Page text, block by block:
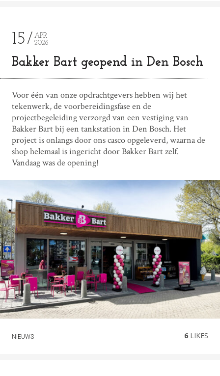
15
APR
2026
Bakker Bart geopend in Den Bosch
Voor één van onze opdrachtgevers hebben wij het
tekenwerk, de voorbereidingsfase en de
projectbegeleiding verzorgd van een vestiging van
Bakker Bart bij een tankstation in Den Bosch. Het
project is onlangs door ons casco opgeleverd, waarna de
shop helemaal is ingericht door Bakker Bart zelf.
Vandaag was de opening!
NIEUWS 6 LIKES